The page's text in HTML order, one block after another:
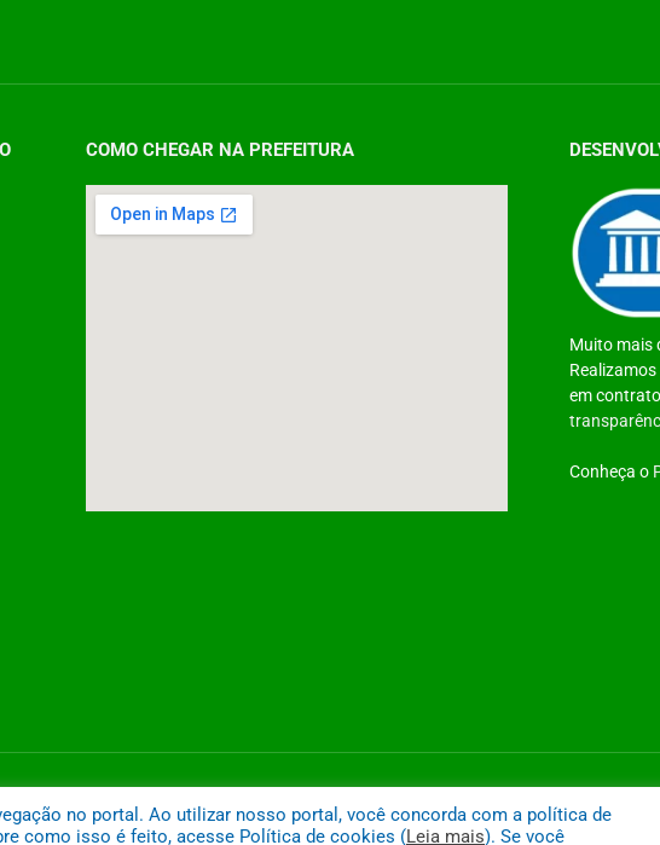
COMO CHEGAR NA PREFEITURA
Muito mais
Realizamos
em
Conheça o
no portal. Ao utilizar nosso portal, você concorda com a política de
como isso é feito, acesse Política de cookies (Leia mais). Se você